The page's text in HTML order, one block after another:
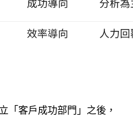
「客戶成功部門」之後，